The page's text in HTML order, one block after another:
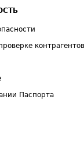
контрагентов
Паспорта